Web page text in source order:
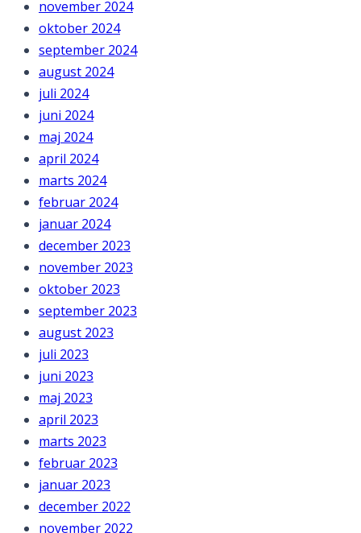
november 2024
oktober 2024
september 2024
august 2024
juli 2024
juni 2024
maj 2024
april 2024
marts 2024
februar 2024
januar 2024
december 2023
november 2023
oktober 2023
september 2023
august 2023
juli 2023
juni 2023
maj 2023
april 2023
marts 2023
februar 2023
januar 2023
december 2022
november 2022